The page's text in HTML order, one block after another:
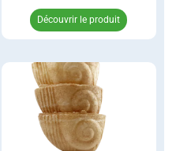
Découvrir le produit